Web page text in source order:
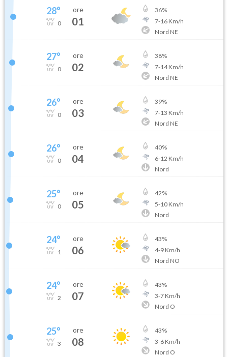
28°
0
ore
01
36%
7-16Km/h
Nord NE
27°
0
ore
02
38%
7-14Km/h
Nord NE
26°
0
ore
03
39%
7-13 Km/h
Nord NE
26°
0
ore
04
40%
6-12 Km/h
Nord
25°
0
ore
05
42%
5-10Km/h
Nord
24°
1
ore
06
43%
4-9Km/h
Nord NO
24°
2
ore
07
43%
3-7Km/h
Nord O
25°
3
ore
08
43%
3-6Km/h
Nord O